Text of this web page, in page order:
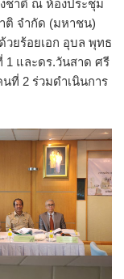
ชาติ ณ ห้องประชุม
ติ จำกัด (มหาชน)
ยร้อยเอก อุบล พุทธ
1 และดร.วันสาด ศรี
ที่ 2 ร่วมดำเนินการ